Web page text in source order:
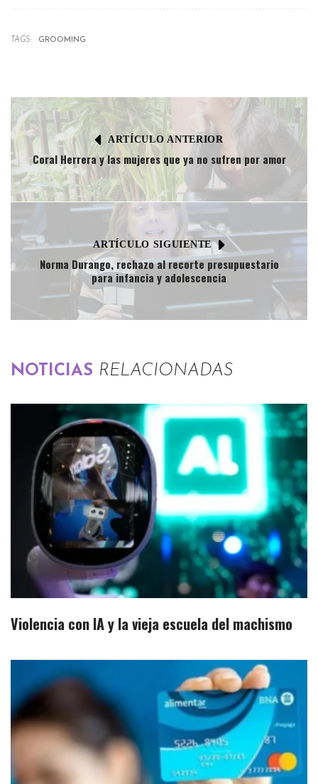
TAGS: GROOMING
ARTÍCULO ANTERIOR
Coral Herrera y las mujeres que ya no sufren por amor
ARTÍCULO SIGUIENTE
Norma Durango, rechazo al recorte presupuestario
para infancia y adolescencia
NOTICIAS RELACIONADAS
Violencia con IA y la vieja escuela del machismo